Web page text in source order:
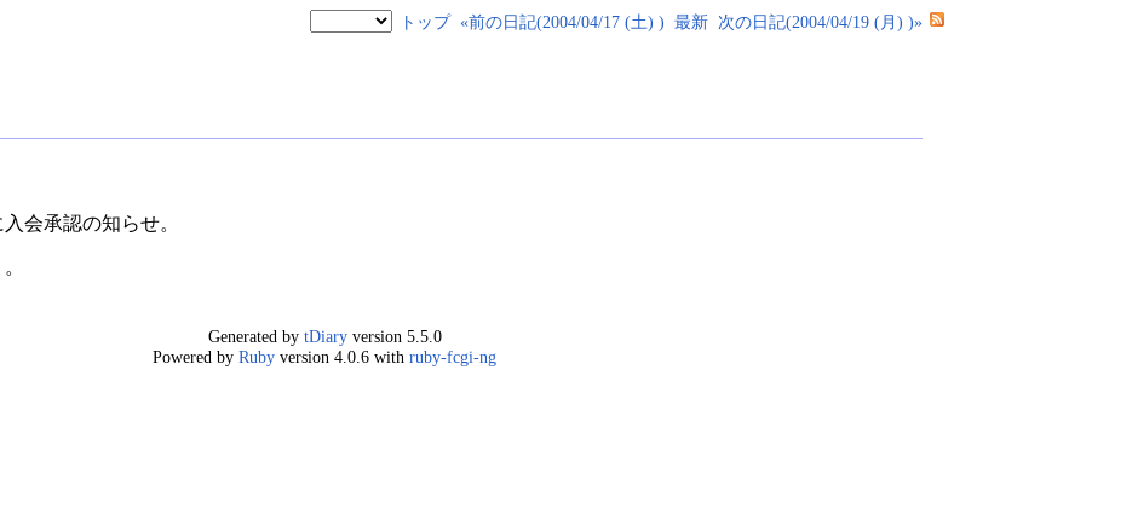
トップ «前の日記(2004/04/17 (土) ) 最新 次の日記(2004/04/19 (月) )»
会承認の知らせ。
Generated by tDiaryversion 5.5.0
Powered by Ruby version 4.0.6 with ruby-fcgi-ng